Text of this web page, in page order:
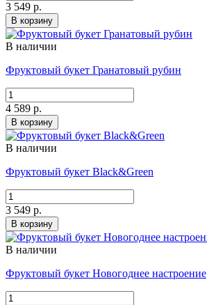
3 549 р.
В корзину
В наличии
Фруктовый букет Гранатовый рубин
4 589 р.
В корзину
В наличии
Фруктовый букет Black&Green
3 549 р.
В корзину
В наличии
Фруктовый букет Новогоднее настроение